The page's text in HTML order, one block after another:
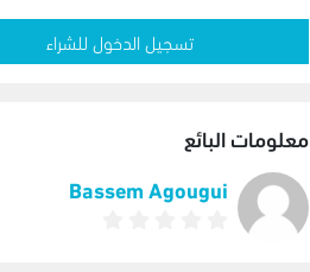
تسجيل الدخول للشراء
معلومات البائع
Bassem Agougui